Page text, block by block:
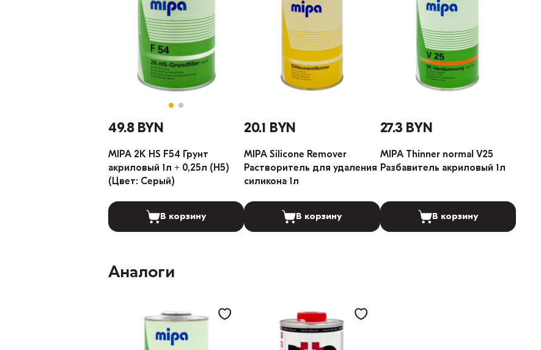
49.8 BYN
MIPA 2K HS F54 Грунт
акриловый 1л + 0,25л (H5)
(Цвет: Серый)
В корзину
20.1 BYN
MIPA Silicone Remover
Растворитель для удаления
силикона 1л
В корзину
27.3 BYN
MIPA Thinner normal V25
Разбавитель акриловый 1л
В корзину
Аналоги